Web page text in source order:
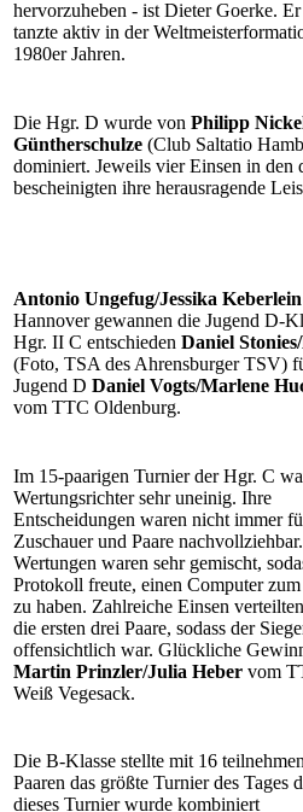
hervorzuheben - ist Dieter Goerke. Er
tanzte aktiv in der
1980er Jahren.
Die Hgr. D wurde von Philipp
Güntherschulze (Club Saltatio
dominiert. Jeweils vier Einsen in den
bescheinigten ihre herausragende
Antonio Ungefug/Jessika Keberlein
Hannover gewannen die Jugend D-
Hgr. II C entschieden Daniel
(Foto, TSA des Ahrensburger TSV)
Jugend D Daniel Vogts/Marlene
vom TTC Oldenburg.
Im 15-paarigen Turnier der Hgr. C
Wertungsrichter sehr uneinig. Ihre
Entscheidungen waren nicht immer
Zuschauer und Paare
Wertungen waren sehr gemischt,
Protokoll freute, einen Computer zum
zu haben. Zahlreiche Einsen
die ersten drei Paare, sodass der
offensichtlich war. Glückliche
Martin Prinzler/Julia Heber vom
Weiß Vegesack.
Die B-Klasse stellte mit 16
Paaren das größte Turnier des Tages
dieses Turnier wurde kombiniert